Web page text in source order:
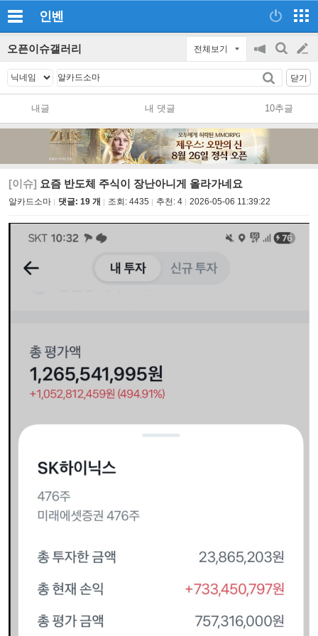
인벤
오픈이슈갤러리 전체보기
공
지
on/off
검
글
쓰
닫기
내글 내 댓글 10추글
[이슈] 요즘 반도체 주식이 장난아니게 올라가네요
알카드소마 댓글: 19 개 조회: 4435 추천: 4 2026-05-06 11:39:22